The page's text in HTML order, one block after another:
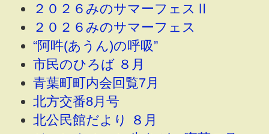
２０２６みのサマーフェスⅡ
２０２６みのサマーフェス
“阿吽(あうん)の呼吸”
市民のひろば ８月
青葉町町内会回覧7月
北方交番8月号
北公民館だより ８月